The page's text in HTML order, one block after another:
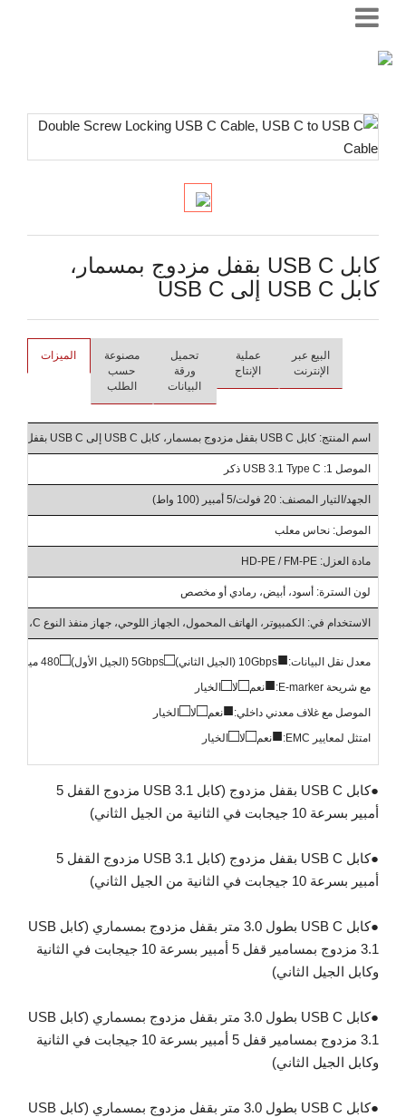
كابل USB C بقفل مزدوج بمسمار،
كابل USB C إلى USB C
الميزات
مصنوعة
حسب
الطلب
تحميل
ورقة
البيانات
عملية
الإنتاج
البيع عبر
الإنترنت
اسم المنتج: كابل USB C بقفل مزدوج بمسمار، كابل USB C إلى USB C بقفل برغي مزدوج
الموصل 1: USB 3.1 Type C ذكر
الجهد/التيار المصنف: 20 فولت/5 أمبير (100 واط)
الموصل: نحاس معلب
مادة العزل: HD-PE / FM-PE
لون السترة: أسود، أبيض، رمادي أو مخصص
الاستخدام في: الكمبيوتر، الهاتف المحمول، الجهاز اللوحي، جهاز منفذ النوع C، وغيرها.
معدل نقل البيانات:■10Gbps (الجيل الثاني) □5Gbps (الجيل الأول) □480 ميجابت في الثانية
مع شريحة E-marker:
■نعم□لا□الخيار
الموصل مع غلاف معدني داخلي:■نعم□لا□الخيار
امتثل لمعايير EMC:
■نعم□لا□الخيار
●
كابل USB C بقفل مزدوج (كابل USB 3.1 مزدوج القفل 5
أمبير بسرعة 10 جيجابت في الثانية من الجيل الثاني)
●
كابل USB C بقفل مزدوج (كابل USB 3.1 مزدوج القفل 5
أمبير بسرعة 10 جيجابت في الثانية من الجيل الثاني)
●
كابل USB C بطول 3.0 متر بقفل مزدوج بمسماري (كابل USB
3.1 مزدوج بمسامير قفل 5 أمبير بسرعة 10 جيجابت في الثانية
وكابل الجيل الثاني)
●
كابل USB C بطول 3.0 متر بقفل مزدوج بمسماري (كابل USB
3.1 مزدوج بمسامير قفل 5 أمبير بسرعة 10 جيجابت في الثانية
وكابل الجيل الثاني)
●
كابل USB C بطول 3.0 متر بقفل مزدوج بمسماري (كابل USB